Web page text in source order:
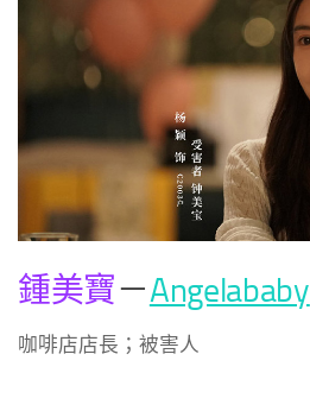
鍾美寶－Angelababy
咖啡店店長；被害人